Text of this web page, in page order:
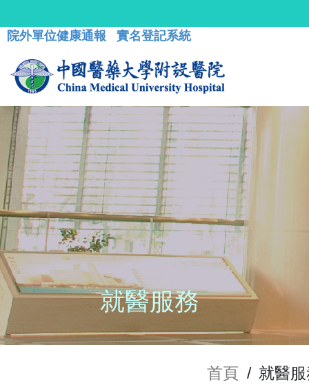
院外單位健康通報 實名登記系統
就醫服務
首頁 / 就醫